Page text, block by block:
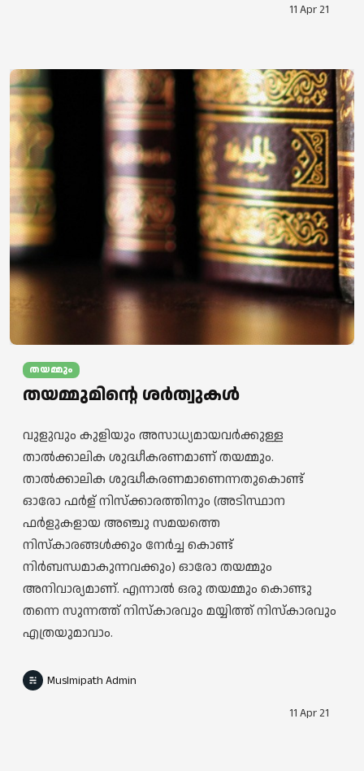
11 Apr 21
തയമ്മും
തയമ്മുമിന്റെ ശര്‍ത്വുകള്‍
വുളുവും കുളിയും അസാധ്യമായവര്‍ക്കുള്ള
താല്‍ക്കാലിക ശുദ്ധീകരണമാണ് തയമ്മും.
താല്‍ക്കാലിക ശുദ്ധീകരണമാണെന്നതുകൊണ്ട്
ഓരോ ഫര്‍ള് നിസ്ക്കാരത്തിനും (അടിസ്ഥാന
ഫര്‍ളുകളായ അഞ്ചു സമയത്തെ
നിസ്കാരങ്ങള്‍ക്കും നേര്‍ച്ച കൊണ്ട്
നിര്‍ബന്ധമാകുന്നവക്കും) ഓരോ തയമ്മും
അനിവാര്യമാണ്. എന്നാല്‍ ഒരു തയമ്മും കൊണ്ടു
തന്നെ സുന്നത്ത് നിസ്കാരവും മയ്യിത്ത് നിസ്കാരവും
എത്രയുമാവാം.
Muslmipath Admin
11 Apr 21